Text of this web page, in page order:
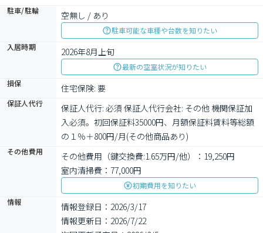
駐車/駐輪 空無し / あり
駐車可能な車種や台数を知りたい
入居時期
2026年8月上旬
最新の空室状況が知りたい
損保
住宅保険: 要
保証人代行
保証人代行: 必須 保証人代行会社: その他 機関保証加
入必須。初回保証料35000円、月額保証料賃料等総額
の１％＋800円/月(その他商品あり)
その他費用
その他費用（鍵交換費:1.65万円/他）：19,250円
室内清掃費：77,000円
初期費用を知りたい
情報
情報登録日：2026/3/17
情報更新日：2026/7/22